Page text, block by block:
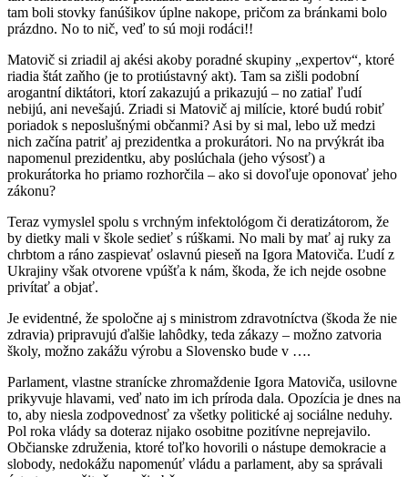
tam boli stovky fanúšikov úplne nakope, pričom za bránkami bolo
prázdno. No to nič, veď to sú moji rodáci!!
Matovič si zriadil aj akési akoby poradné skupiny „expertov“, ktoré
riadia štát zaňho (je to protiústavný akt). Tam sa zišli podobní
arogantní diktátori, ktorí zakazujú a prikazujú – no zatiaľ ľudí
nebijú, ani nevešajú. Zriadi si Matovič aj milície, ktoré budú robiť
poriadok s neposlušnými občanmi? Asi by si mal, lebo už medzi
nich začína patriť aj prezidentka a prokurátori. No na prvýkrát iba
napomenul prezidentku, aby poslúchala (jeho výsosť) a
prokurátorka ho priamo rozhorčila – ako si dovoľuje oponovať jeho
zákonu?
Teraz vymyslel spolu s vrchným infektológom či deratizátorom, že
by dietky mali v škole sedieť s rúškami. No mali by mať aj ruky za
chrbtom a ráno zaspievať oslavnú pieseň na Igora Matoviča. Ľudí z
Ukrajiny však otvorene vpúšťa k nám, škoda, že ich nejde osobne
privítať a objať.
Je evidentné, že spoločne aj s ministrom zdravotníctva (škoda že nie
zdravia) pripravujú ďalšie lahôdky, teda zákazy – možno zatvoria
školy, možno zakážu výrobu a Slovensko bude v ….
Parlament, vlastne stranícke zhromaždenie Igora Matoviča, usilovne
prikyvuje hlavami, veď nato im ich príroda dala. Opozícia je dnes na
to, aby niesla zodpovednosť za všetky politické aj sociálne neduhy.
Pol roka vlády sa doteraz nijako osobitne pozitívne neprejavilo.
Občianske združenia, ktoré toľko hovorili o nástupe demokracie a
slobody, nedokážu napomenúť vládu a parlament, aby sa správali